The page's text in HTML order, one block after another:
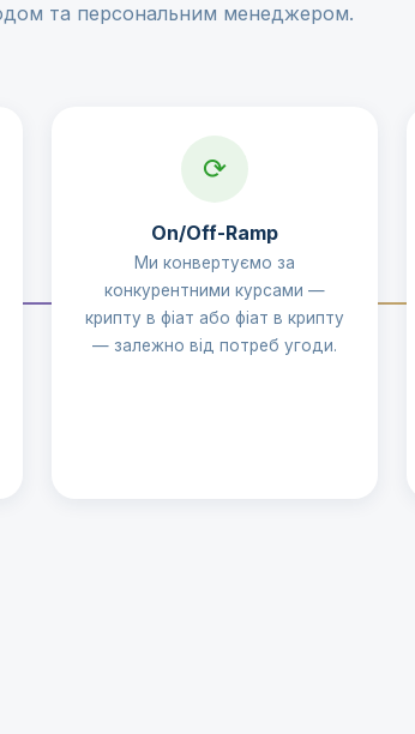
та персональним менеджером.
⟳
On/Off-Ramp
Ми конвертуємо за
конкурентними курсами —
крипту в фіат або фіат в крипту
— залежно від потреб угоди.